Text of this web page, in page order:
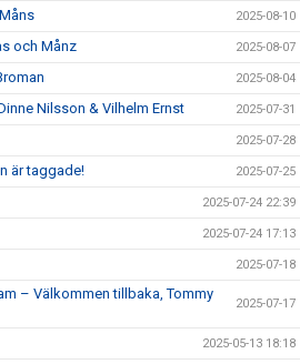
2025-08-10
och Månz 2025-08-07
2025-08-04
Nilsson & Vilhelm Ernst 2025-07-31
2025-07-28
är taggade! 2025-07-25
2025-07-24 22:39
2025-07-24 17:13
2025-07-18
– Välkommen tillbaka, Tommy
2025-07-17
2025-05-13 18:18